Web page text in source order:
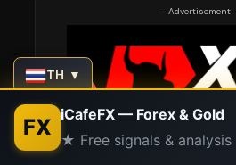
- Advertisement
TH ▼
FX iCafeFX — Forex & Gold
★ Free signals & analysis
Contact us
Open